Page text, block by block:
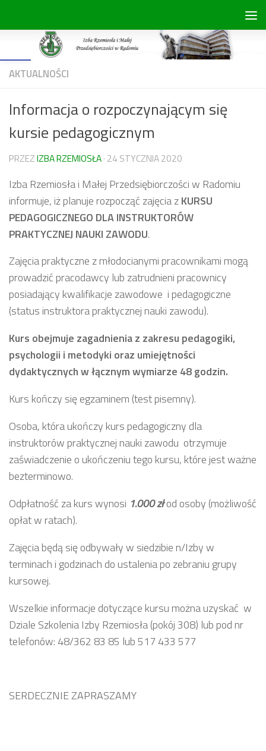
Open toolbar
AKTUALNOŚCI
Informacja o rozpoczynającym się
kursie pedagogicznym
PRZEZIZBA RZEMIOSŁA· 24 STYCZNIA 2020
Izba Rzemiosła i Małej Przedsiębiorczości w Radomiu
informuje, iż planuje rozpocząć zajęcia zKURSU
PEDAGOGICZNEGO DLA INSTRUKTORÓW
PRAKTYCZNEJ NAUKI ZAWODU.
Zajęcia praktyczne z młodocianymi pracownikami mogą
prowadzić pracodawcy lub zatrudnieni pracownicy
posiadający kwalifikacje zawodowe i pedagogiczne
(status instruktora praktycznej nauki zawodu).
Kurs obejmuje zagadnienia z zakresu pedagogiki,
psychologii i metodyki oraz umiejętności
dydaktycznych w łącznym wymiarze 48 godzin.
Kurs kończy się egzaminem (test pisemny).
Osoba, która ukończy kurs pedagogiczny dla
instruktorów praktycznej nauki zawodu otrzymuje
zaświadczenie o ukończeniu tego kursu, które jest ważne
bezterminowo.
Odpłatność za kurs wynosi 1.000 złod osoby (możliwość
opłat w ratach).
Zajęcia będą się odbywały w siedzibie n/Izby w
terminach i godzinach do ustalenia po zebraniu grupy
kursowej.
Wszelkie informacje dotyczące kursu można uzyskać w
Dziale Szkolenia Izby Rzemiosła (pokój 308) lub pod nr
telefonów: 48/362 83 85 lub 517 433 577
SERDECZNIE ZAPRASZAMY